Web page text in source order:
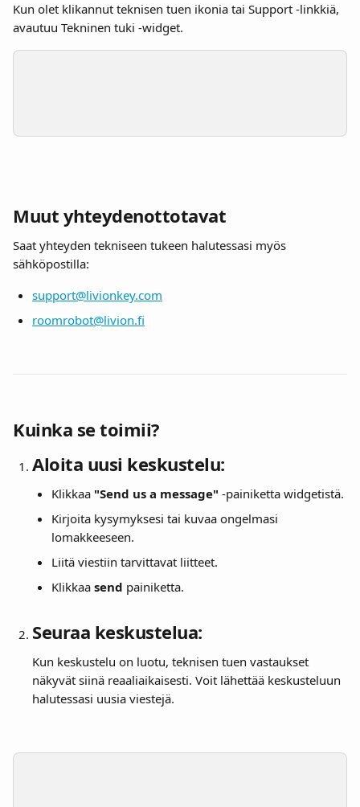
Kun olet klikannut teknisen tuen ikonia tai Support -linkkiä,
avautuu Tekninen tuki -widget.
Muut yhteydenottotavat
Saat yhteyden tekniseen tukeen halutessasi myös
sähköpostilla:
support@livionkey.com
roomrobot@livion.fi
Kuinka se toimii?
Aloita uusi keskustelu:
Klikkaa "Send us a message" -painiketta widgetistä.
Kirjoita kysymyksesi tai kuvaa ongelmasi
lomakkeeseen.
Liitä viestiin tarvittavat liitteet.
Klikkaa send painiketta.
Seuraa keskustelua:
Kun keskustelu on luotu, teknisen tuen vastaukset
näkyvät siinä reaaliaikaisesti. Voit lähettää keskusteluun
halutessasi uusia viestejä.